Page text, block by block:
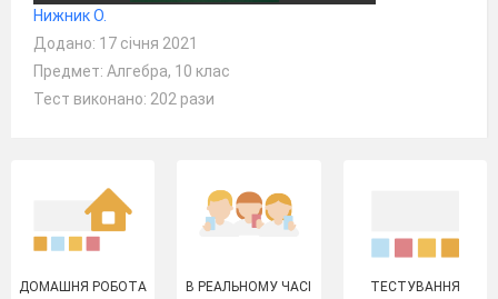
Нижник О.
Додано: 17 січня 2021
Предмет: Алгебра, 10 клас
Тест виконано: 202 рази
ДОМАШНЯ РОБОТА В РЕАЛЬНОМУ ЧАСІ ТЕСТУВАННЯ